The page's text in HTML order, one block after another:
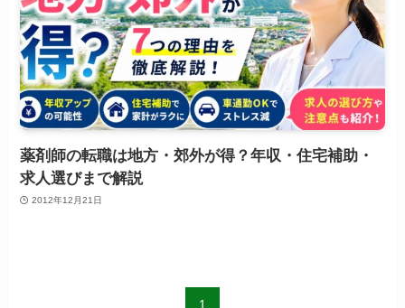
薬剤師の転職は地方・郊外が得？年収・住宅補助・
求人選びまで解説
2012年12月21日
1